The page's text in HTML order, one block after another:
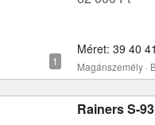
Méret: 39 40
Magánszemély ·
Rainers S-